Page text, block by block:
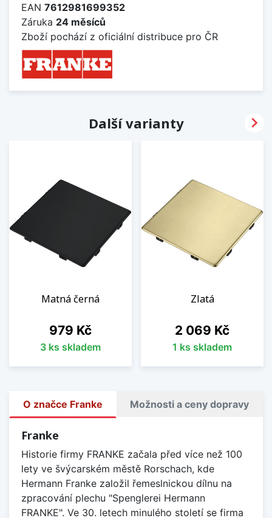
EAN 7612981699352
Záruka 24 měsíců
Zboží pochází z oficiální distribuce pro ČR
Další varianty
Matná černá
Cena
979 Kč
3 ks skladem
Zlatá
Cena
2 069 Kč
1 ks skladem

O značce Franke Možnosti a ceny dopravy
Franke
Historie firmy FRANKE začala před více než 100
lety ve švýcarském městě Rorschach, kde
Hermann Franke založil řemeslnickou dílnu na
zpracování plechu "Spenglerei Hermann
FRANKE". Ve 30. letech minulého století se firma